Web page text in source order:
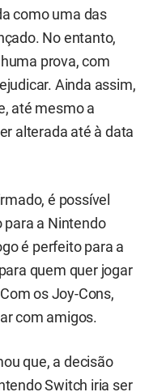
como uma das
No entanto,
prova, com
Ainda assim,
até mesmo a
alterada até à data
é possível
para a Nintendo
é perfeito para a
quem quer jogar
os Joy-Cons,
com amigos.
que, a decisão
Switch iria ser